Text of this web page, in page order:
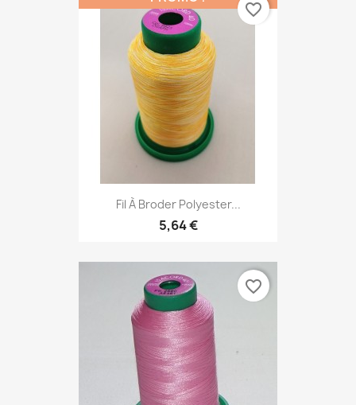
Fil À Broder Polyester...
5,64 €
favorite_border
favorite_border